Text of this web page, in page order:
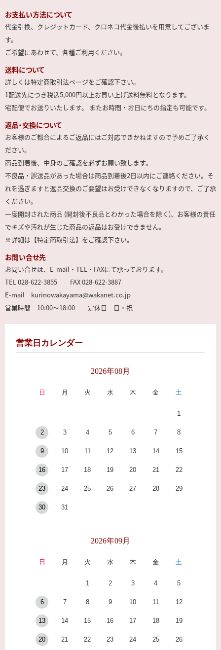
お支払い方法について
代金引換、クレジットカード、クロネコ代金後払いを用意してございま
す。
ご希望にあわせて、各種ご利用ください。
送料について
詳しくは特定商取引法ページをご確認下さい。
1配送先につき税込5,000円以上お買い上げ送料無料となります。
宅配便でお送りいたします。 またお時間・お日にちの指定も可能です。
返品・交換について
お客様のご都合によるご返品にはご対応できかねますので予めご了承く
ださい。
商品到着後、中身のご確認を必ずお願い致します。
不良品・誤送品があった場合は商品到着後2日以内にご連絡ください。そ
れを過ぎますと返品交換のご要望はお受けできなくなりますので、ご了承
ください。
一度開封された商品 (開封後不良品とわかった場合を除く)、お客様の責任
でキズや汚れが生じた商品の返品はお受けできません。
※詳細は【特定商取引法】をご確認下さい。
お問い合せ先
お問い合せは、E-mail・TEL・FAXにて承っております。
TEL 028-622-3855 FAX 028-622-3887
E-mail kurinowakayama@wakanet.co.jp
営業時間 10:00～18:00 定休日 日・祝
営業日カレンダー
2026年08月
日 月 火 水 木 金 土
1
2 3 4 5 6 7 8
9 10 11 12 13 14 15
16 17 18 19 20 21 22
23 24 25 26 27 28 29
30 31
2026年09月
日 月 火 水 木 金 土
1 2 3 4 5
6 7 8 9 10 11 12
13 14 15 16 17 18 19
20 21 22 23 24 25 26